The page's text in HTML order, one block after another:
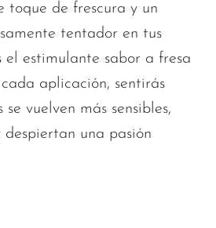
toque de frescura y un
tentador en tus
el estimulante sabor a fresa
aplicación, sentirás
se vuelven más sensibles,
despiertan una pasión